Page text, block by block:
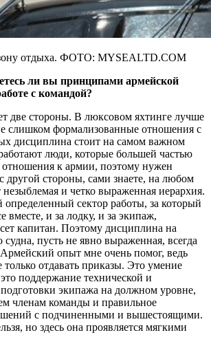
отдыха. ФОТО: MYSEALTD.COM
ли вы принципами армейской
с командой?
две стороны. В люксовом яхтинге лучше
слишком формализованные отношения с
дисциплина стоит на самом важном
работают люди, которые большей частью
к армии, поэтому нужен
другой стороны, сами знаете, на любом
незыблемая и четко выраженная иерархия.
сектор работы, за который
вместе, и за лодку, и за экипаж,
капитан. Поэтому дисциплина на
судна, пусть не явно выраженная, всегда
опыт мне очень помог, ведь
только отдавать приказы. Это умение
поддержание технической и
экипажа на должном уровне,
членам команды и правильное
с подчиненными и вышестоящими.
но здесь она проявляется мягкими